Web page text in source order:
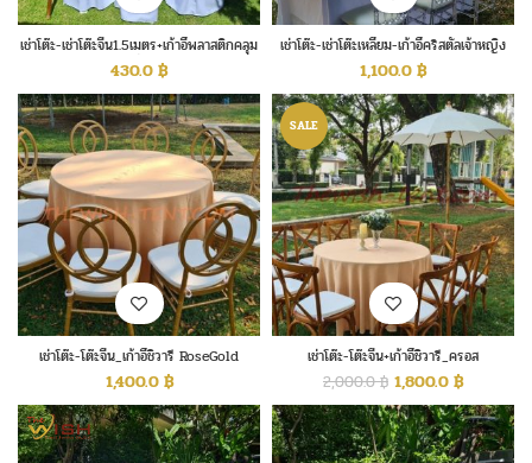
เช่าโต๊ะ-เช่าโต๊ะจีน1.5เมตร+เก้าอี้พลาสติกคลุม
ผ้าสีขาว
430.0฿
เช่าโต๊ะ-เช่าโต๊ะเหลี่ยม-เก้าอี้คริสตัลเจ้าหญิง
1,100.0฿
เช่าโต๊ะ-โต๊ะจีน_เก้าอี้ชิวารี RoseGold
1,400.0฿
SALE
เช่าโต๊ะ-โต๊ะจีน+เก้าอี้ชิวารี_ครอส
แบ็ค_Crossback
2,000.0฿ 1,800.0฿